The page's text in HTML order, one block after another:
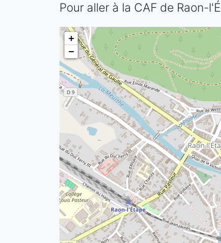
Pour aller à la CAF de Raon-
+
−